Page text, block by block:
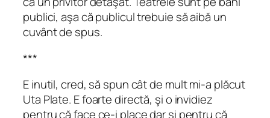
publici, aşa că publicul trebuie să aibă un
cuvânt de spus.
***
E inutil, cred, să spun cât de mult mi-a plăcut
Uta Plate. E foarte directă, şi o invidiez
pentru că face ce-i place dar şi pentru că